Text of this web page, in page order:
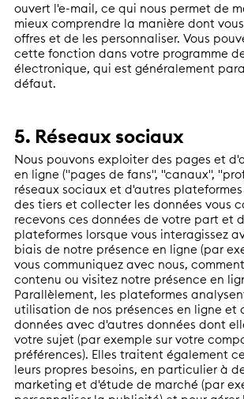
ouvert l'e-mail, ce qui nous permet de
mieux comprendre la manière dont
offres et de les personnaliser. Vous
cette fonction dans votre programme
électronique, qui est généralement
défaut.
5. Réseaux sociaux
Nous pouvons exploiter des pages et
en ligne ("pages de fans", "canaux",
réseaux sociaux et d'autres
des tiers et collecter les données vous
recevons ces données de votre part et
plateformes lorsque vous interagissez
biais de notre présence en ligne (par
vous communiquez avec nous,
contenu ou visitez notre présence en
Parallèlement, les plateformes
utilisation de nos présences en ligne et
données avec d'autres données dont
votre sujet (par exemple sur votre
préférences). Elles traitent également
leurs propres besoins, en particulier à
marketing et d'étude de marché (par